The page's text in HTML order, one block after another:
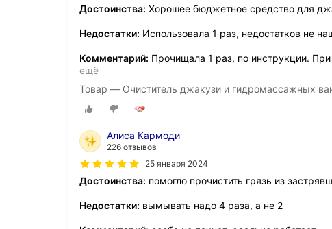
Достоинства: Хорошее бюджетное средство для
Недостатки: Использовала 1 раз, недостатков не
Комментарий: Прочищала 1 раз, по инструкции.
ещё
Товар — Очиститель джакузи и гидромассажных
Алиса Кармоди
226 отзывов
25 января 2024
Достоинства: помогло прочистить грязь из
Недостатки: вымывать надо 4 раза, а не 2